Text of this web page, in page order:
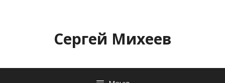
содержимомуСергей Михеев